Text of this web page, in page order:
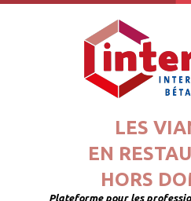
LES
EN
HORS
Plateforme pour les